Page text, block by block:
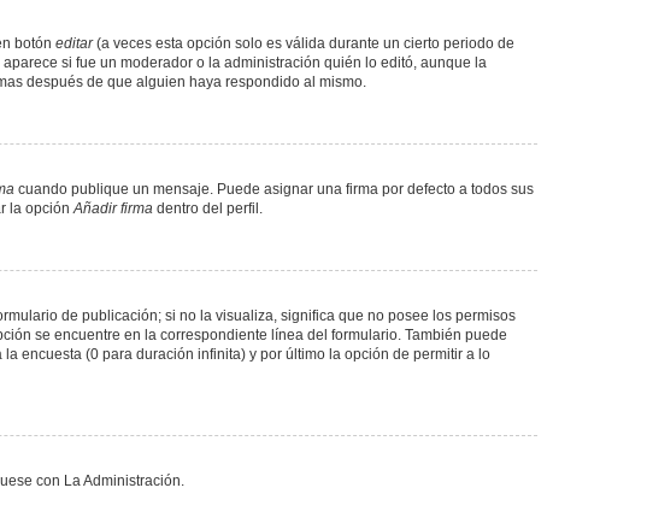
botón editar(a veces esta opción solo es válida durante un cierto periodo de
si fue un moderador o la administración quién lo editó, aunque la
después de que alguien haya respondido al mismo.
cuando publique un mensaje. Puede asignar una firma por defecto a todos sus
la opciónAñadir firma dentro del perfil.
de publicación; si no la visualiza, significa que no posee los permisos
se encuentre en la correspondiente línea del formulario. También puede
encuesta (0 para duración infinita) y por último la opción de permitir a lo
con La Administración.